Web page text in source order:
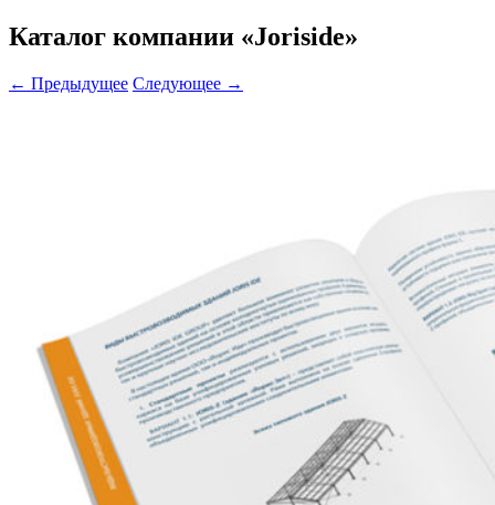
Каталог компании «Joriside»
← Предыдущее Следующее →